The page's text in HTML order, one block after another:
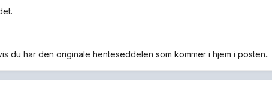
du har den originale henteseddelen som kommer i hjem i posten..